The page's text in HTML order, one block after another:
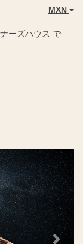
MXN
ーズハウス で
Next